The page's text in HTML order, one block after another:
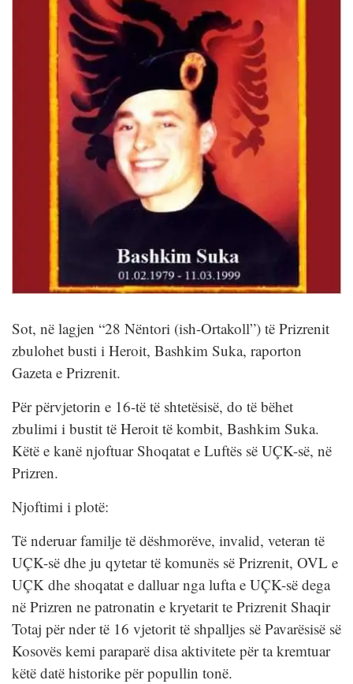
Sot, në lagjen “28 Nëntori (ish-Ortakoll”) të Prizrenit
zbulohet busti i Heroit, Bashkim Suka, raporton
Gazeta e Prizrenit.
Për përvjetorin e 16-të të shtetësisë, do të bëhet
zbulimi i bustit të Heroit të kombit, Bashkim Suka.
Këtë e kanë njoftuar Shoqatat e Luftës së UÇK-së, në
Prizren.
Njoftimi i plotë:
Të nderuar familje të dëshmorëve, invalid, veteran të
UÇK-së dhe ju qytetar të komunës së Prizrenit, OVL e
UÇK dhe shoqatat e dalluar nga lufta e UÇK-së dega
në Prizren ne patronatin e kryetarit te Prizrenit Shaqir
Totaj për nder të 16 vjetorit të shpalljes së Pavarësisë së
Kosovës kemi paraparë disa aktivitete për ta kremtuar
këtë datë historike për popullin tonë.